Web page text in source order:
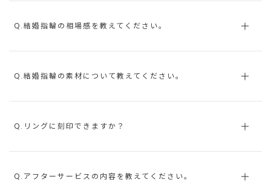
Q.結婚指輪の相場感を教えてください。
Q.結婚指輪の素材について教えてください。
Q.リングに刻印できますか？
Q.アフターサービスの内容を教えてください。